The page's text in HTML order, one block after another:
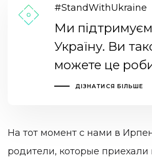
#StandWithUkraine
Ми
Україну. Ви
можете це
ДІЗНАТИСЯ БІЛЬШЕ
На тот момент с нами в
родители, которые приехали